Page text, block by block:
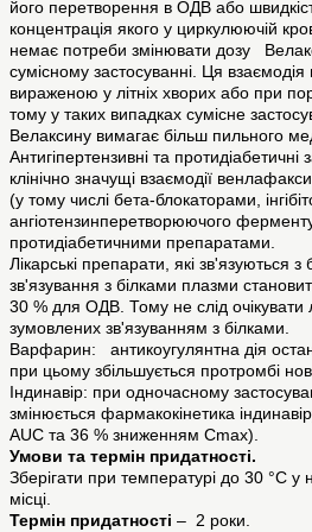
його перетворення в ОДВ або
концентрація якого у циркулюючій
немає потреби змінювати дозу
сумісному застосуванні. Ця
вираженою у літніх хворих або при
тому у таких випадках сумісне
Велаксину вимагає більш пильного
Антигіпертензивні та
клінічно значущі взаємодії
(у тому числі бета-блокаторами,
ангіотензинперетворюючого
протидіабетичними препаратами.
Лікарські препарати, які зв'язуються з
зв'язування з білками плазми
30 % для ОДВ. Тому не слід очікувати
зумовлених зв'язуванням з білками.
Варфарин: антикоугулянтна дія
при цьому збільшується протромбі
Індинавір: при одночасному
змінюється фармакокінетика
AUС та 36 % зниженням Cmax).
Умови та термін придатності.
Зберігати при температурі до 30 °С у
місці.
Термін придатності – 2 роки.